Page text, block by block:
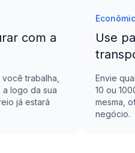
com a
trabalha,
a logo da sua
já estará
Use
Envie
10 ou
mesma,
negócio.